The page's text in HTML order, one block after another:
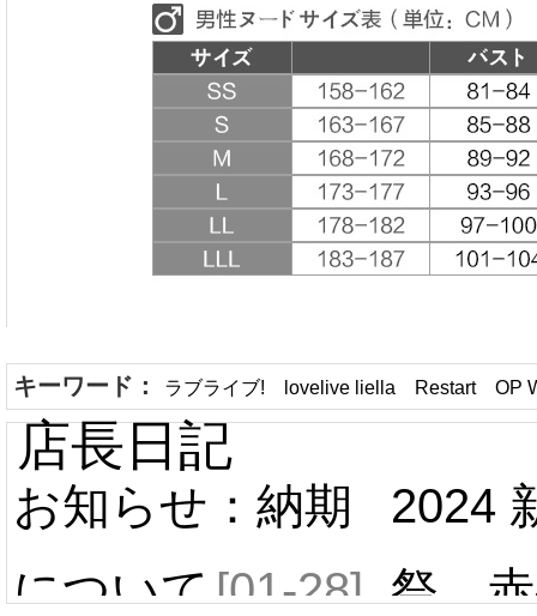
キーワード： ラブライブ! lovelive liella Restart OP
店長日記
お知らせ：納期
について[01-28]
2024
祭 赤